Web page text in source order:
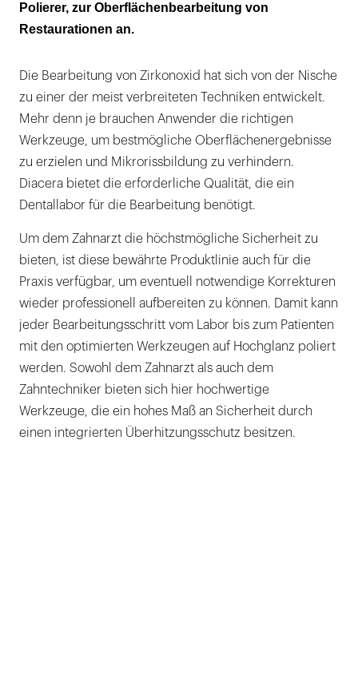
Polierer, zur Oberflächenbearbeitung von
Restaurationen an.
Die Bearbeitung von Zirkonoxid hat sich von der Nische
zu einer der meist verbreiteten Techniken entwickelt.
Mehr denn je brauchen Anwender die richtigen
Werkzeuge, um bestmögliche Oberflächenergebnisse
zu erzielen und Mikrorissbildung zu verhindern.
Diacera bietet die erforderliche Qualität, die ein
Dentallabor für die Bearbeitung benötigt.
Um dem Zahnarzt die höchstmögliche Sicherheit zu
bieten, ist diese bewährte Produktlinie auch für die
Praxis verfügbar, um eventuell notwendige Korrekturen
wieder professionell aufbereiten zu können. Damit kann
jeder Bearbeitungsschritt vom Labor bis zum Patienten
mit den optimierten Werkzeugen auf Hochglanz poliert
werden. Sowohl dem Zahnarzt als auch dem
Zahntechniker bieten sich hier hochwertige
Werkzeuge, die ein hohes Maß an Sicherheit durch
einen integrierten Überhitzungsschutz besitzen.